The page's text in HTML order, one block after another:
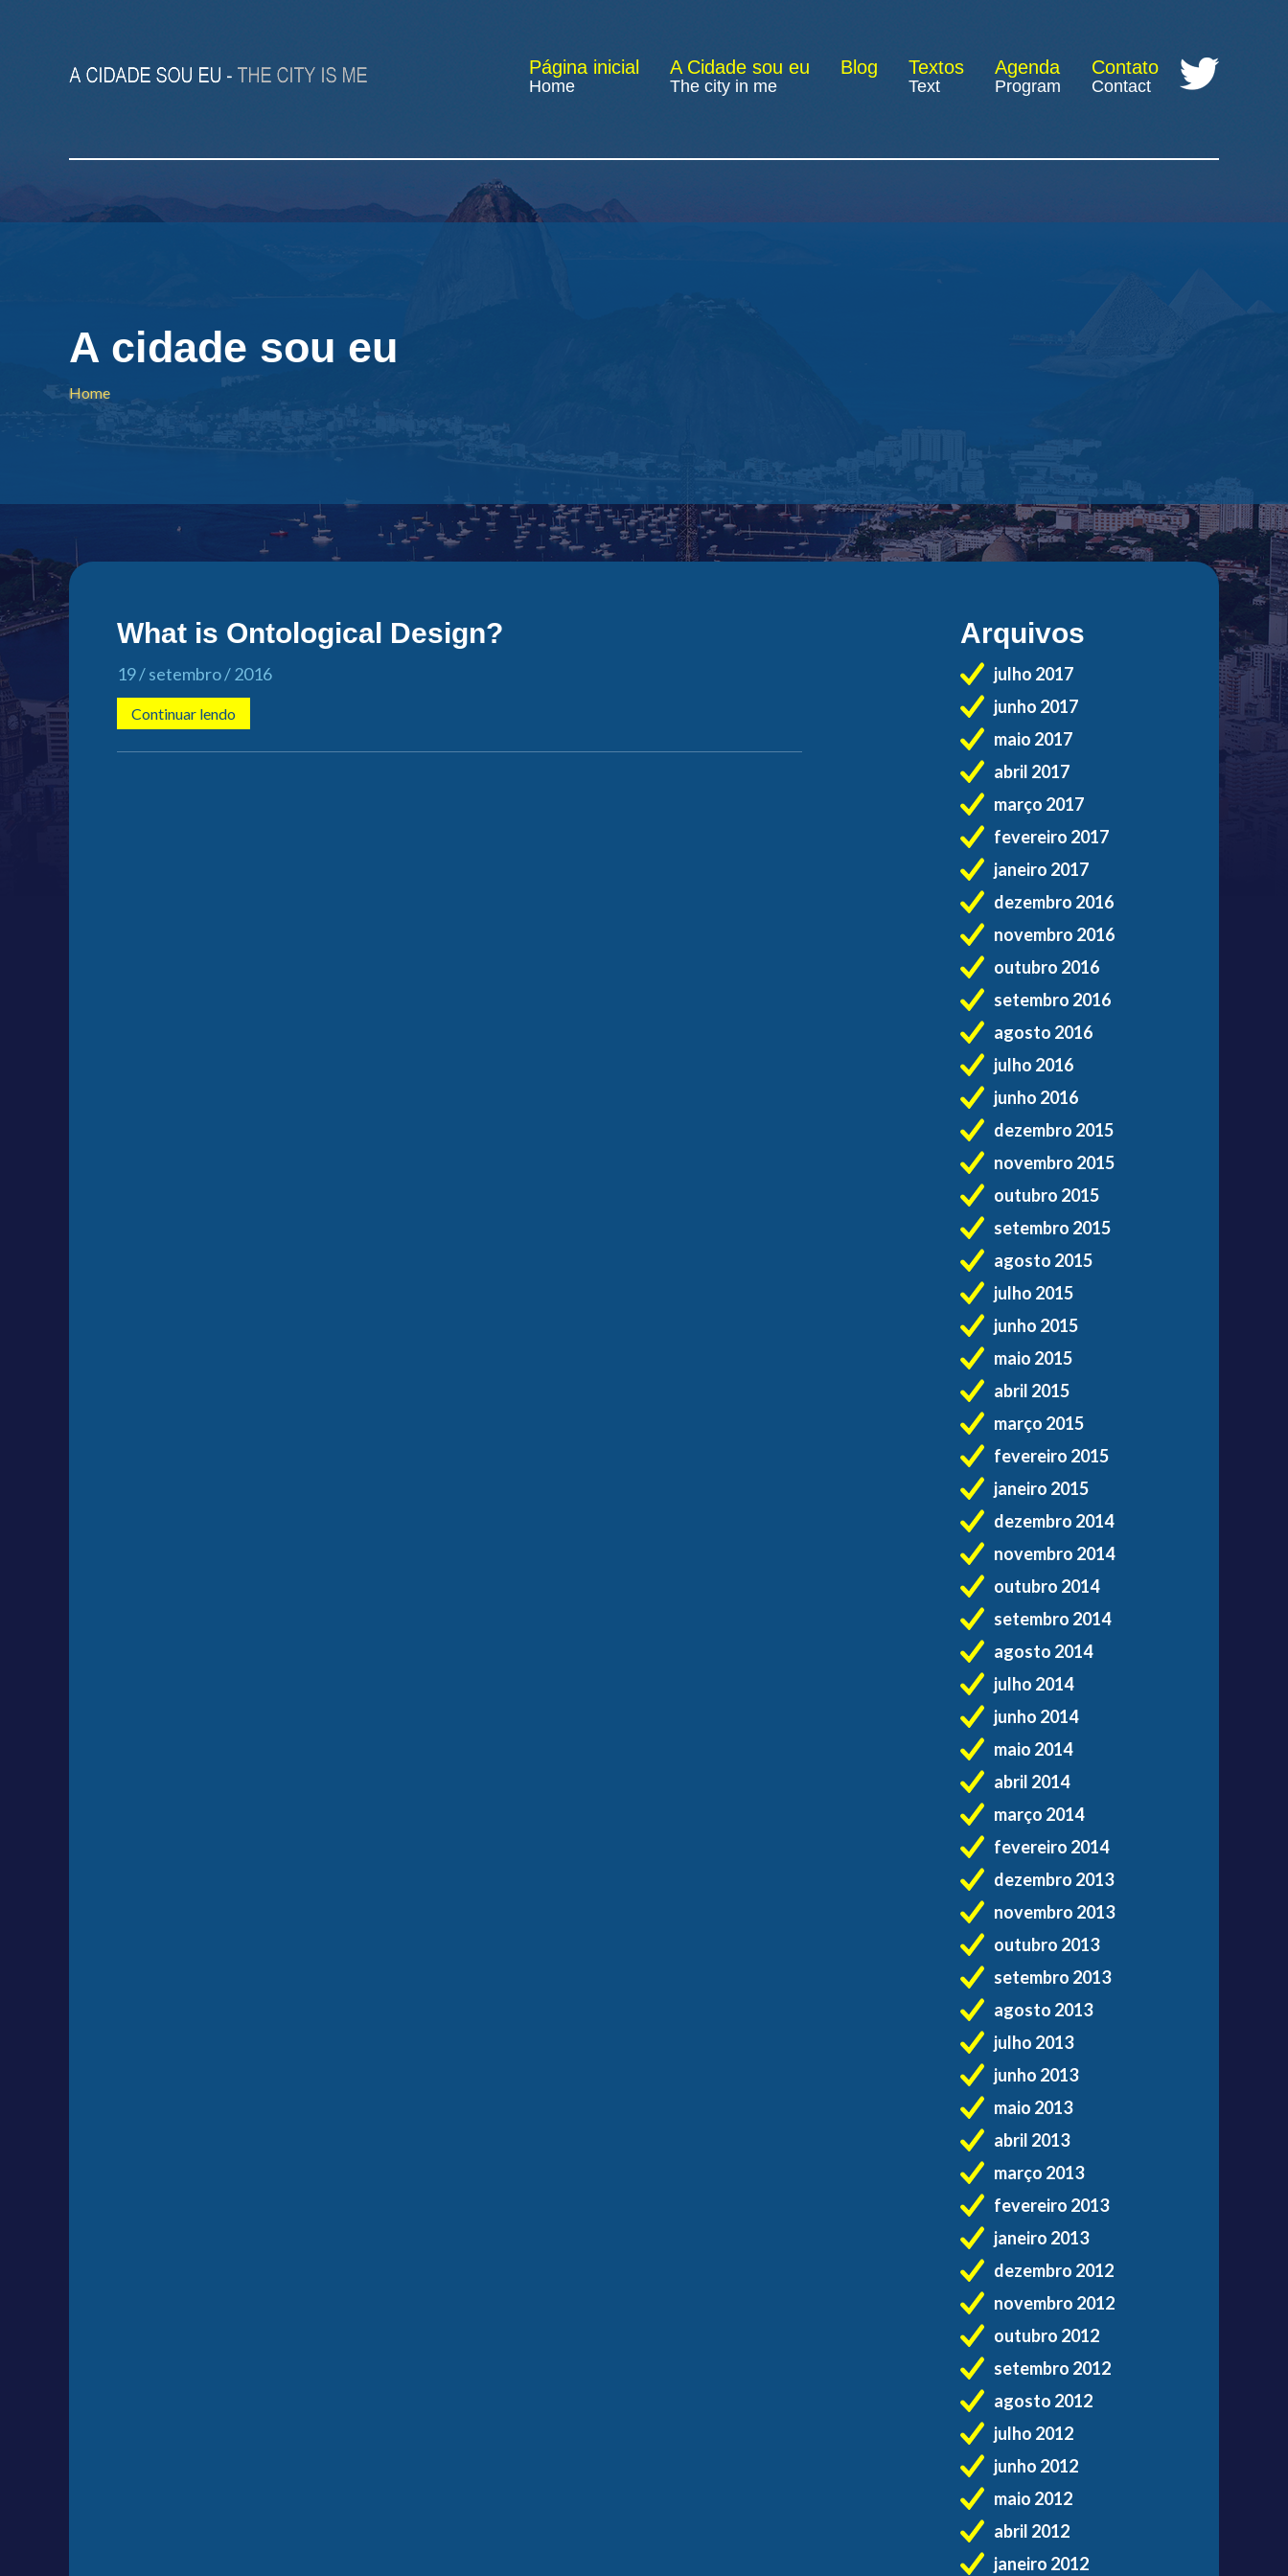
Página inicial
Home
A Cidade sou eu
The city in me
Blog Textos
Text
Agenda
Program
Contato
Contact
A cidade sou eu
Home
What is Ontological Design?
19 / setembro / 2016
Continuar lendo
Arquivos
julho 2017
junho 2017
maio 2017
abril 2017
março 2017
fevereiro 2017
janeiro 2017
dezembro 2016
novembro 2016
outubro 2016
setembro 2016
agosto 2016
julho 2016
junho 2016
dezembro 2015
novembro 2015
outubro 2015
setembro 2015
agosto 2015
julho 2015
junho 2015
maio 2015
abril 2015
março 2015
fevereiro 2015
janeiro 2015
dezembro 2014
novembro 2014
outubro 2014
setembro 2014
agosto 2014
julho 2014
junho 2014
maio 2014
abril 2014
março 2014
fevereiro 2014
dezembro 2013
novembro 2013
outubro 2013
setembro 2013
agosto 2013
julho 2013
junho 2013
maio 2013
abril 2013
março 2013
fevereiro 2013
janeiro 2013
dezembro 2012
novembro 2012
outubro 2012
setembro 2012
agosto 2012
julho 2012
junho 2012
maio 2012
abril 2012
janeiro 2012